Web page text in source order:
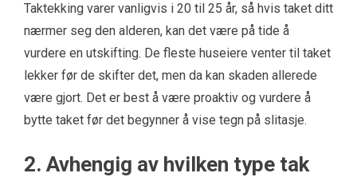
Taktekking varer vanligvis i 20 til 25 år, så hvis taket ditt
nærmer seg den alderen, kan det være på tide å
vurdere en utskifting. De fleste huseiere venter til taket
lekker før de skifter det, men da kan skaden allerede
være gjort. Det er best å være proaktiv og vurdere å
bytte taket før det begynner å vise tegn på slitasje.
2. Avhengig av hvilken type tak